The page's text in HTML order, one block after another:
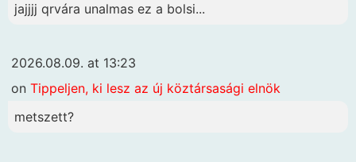
jajjjj qrvára unalmas ez a bolsi...
2026.08.09. at 13:23
on Tippeljen, ki lesz az új köztársasági elnök
metszett?